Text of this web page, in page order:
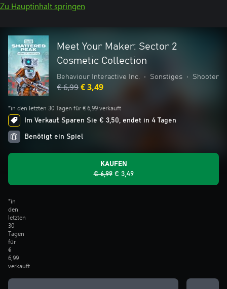
Zu Hauptinhalt springen
Meet Your Maker: Sector 2
Cosmetic Collection
Behaviour Interactive Inc. • Sonstiges • Shooter
€ 6,99€ 3,49
*in den letzten 30 Tagen für € 6,99 verkauft
Im Verkauf: Sparen Sie € 3,50, endet in 4 Tagen
Benötigt ein Spiel
KAUFEN
€ 6,99 € 3,49
*in
den
letzten
30
Tagen
für
€
6,99
verkauft